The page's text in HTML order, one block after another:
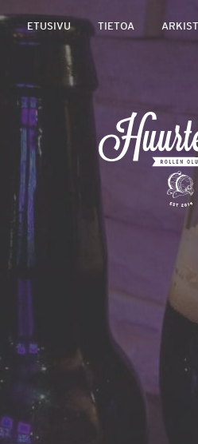
Rollen
kevyet
ETUSIVU TIETOA